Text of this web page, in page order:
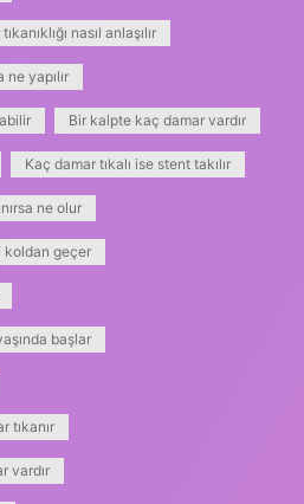
nasıl anlaşılır
yapılır
Bir kalpte kaç damar vardır
Kaç damar tıkalı ise stent takılır
ne olur
koldan geçer
başlar
tıkanır
vardır